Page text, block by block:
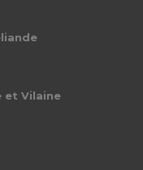
et Vilaine